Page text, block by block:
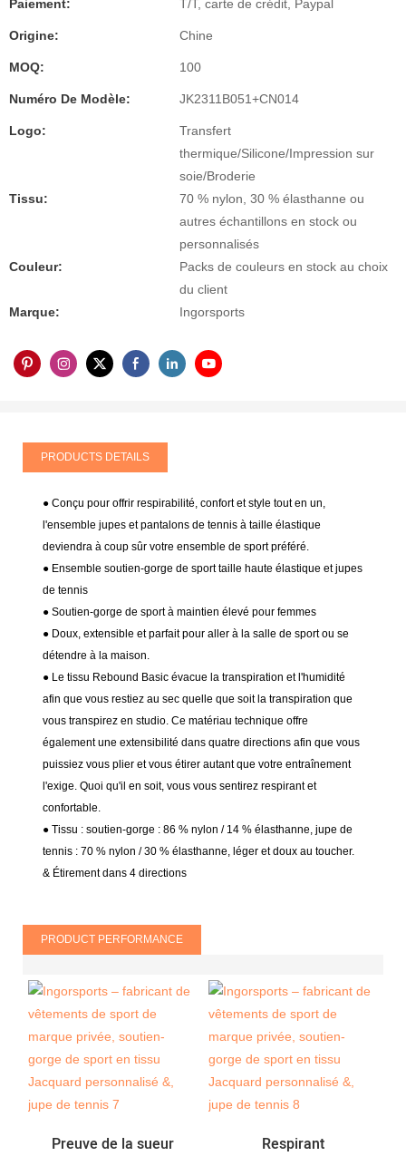
Paiement: T/T, carte de crédit, Paypal
Origine: Chine
MOQ: 100
Numéro De Modèle: JK2311B051+CN014
Logo:
Transfert
thermique/Silicone/Impression sur
soie/Broderie
Tissu:
70 % nylon, 30 % élasthanne ou
autres échantillons en stock ou
personnalisés
Couleur:
Packs de couleurs en stock au choix
du client
Marque:
Ingorsports
PRODUCTS DETAILS
● Conçu pour offrir respirabilité, confort et style tout en un,
l'ensemble jupes et pantalons de tennis à taille élastique
deviendra à coup sûr votre ensemble de sport préféré.
● Ensemble soutien-gorge de sport taille haute élastique et jupes
de tennis
● Soutien-gorge de sport à maintien élevé pour femmes
● Doux, extensible et parfait pour aller à la salle de sport ou se
détendre à la maison.
● Le tissu Rebound Basic évacue la transpiration et l'humidité
afin que vous restiez au sec quelle que soit la transpiration que
vous transpirez en studio. Ce matériau technique offre
également une extensibilité dans quatre directions afin que vous
puissiez vous plier et vous étirer autant que votre entraînement
l'exige. Quoi qu'il en soit, vous vous sentirez respirant et
confortable.
● Tissu : soutien-gorge : 86 % nylon / 14 % élasthanne, jupe de
tennis : 70 % nylon / 30 % élasthanne, léger et doux au toucher.
& Étirement dans 4 directions
PRODUCT PERFORMANCE
Preuve de la sueur Respirant